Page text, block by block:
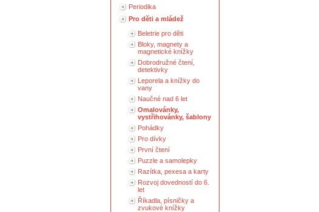
Periodika
Pro děti a mládež
Beletrie pro děti
Bloky, magnety a
magnetické knížky
Dobrodružné čtení,
detektivky
Leporela a knížky do
vany
Naučné nad 6 let
Omalovánky,
vystřihovánky, šablony
Pohádky
Pro dívky
První čtení
Puzzle a samolepky
Razítka, pexesa a karty
Rozvoj dovedností do 6.
let
Říkadla, písničky a
zvukové knížky